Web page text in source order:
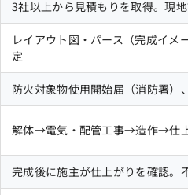
3社以上から見積もりを取得。現
レイアウト図・パース（完成イメ
定
防火対象物使用開始届（消防署）
解体→電気・配管工事→造作→仕
完成後に施主が仕上がりを確認。